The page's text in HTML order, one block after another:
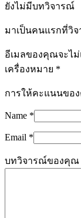
ยังไม่มีบทวิจารณ์
มาเป็นคนแรกที่วิจ
อีเมลของคุณจะไ
เครื่องหมาย *
การให้คะแนนขอ
Name *
Email *
บทวิจารณ์ของคุณ